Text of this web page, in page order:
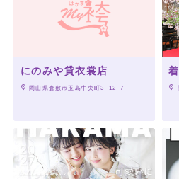
にのみや貸衣裳店
岡山県倉敷市玉島中央町3−12−7